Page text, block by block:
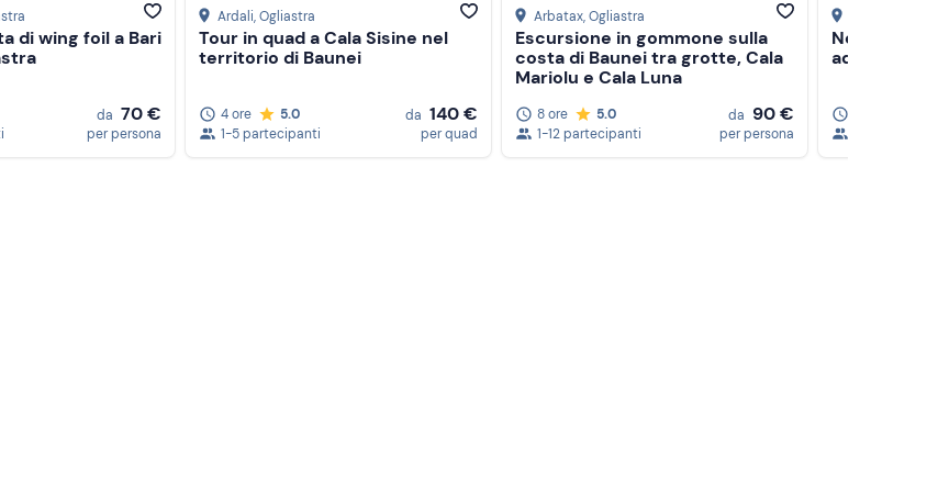
di wing foil a Bari
da 70 €
per persona
Ardali, Ogliastra
Tour in quad a Cala Sisine nel
territorio di Baunei
4 ore
5.0
1-5 partecipanti
da 140 €
per quad
Arbatax, Ogliastra
Escursione in gommone sulla
costa di Baunei tra grotte, Cala
Mariolu e Cala Luna
8 ore
5.0
1-12 partecipanti
da 90 €
per persona
Noleggio
ad Arbatax